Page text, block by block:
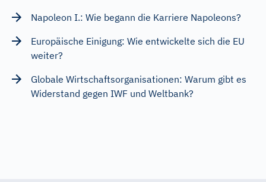
Napoleon I.: Wie begann die Karriere Napoleons?
Europäische Einigung: Wie entwickelte sich die EU
weiter?
Globale Wirtschaftsorganisationen: Warum gibt es
Widerstand gegen IWF und Weltbank?